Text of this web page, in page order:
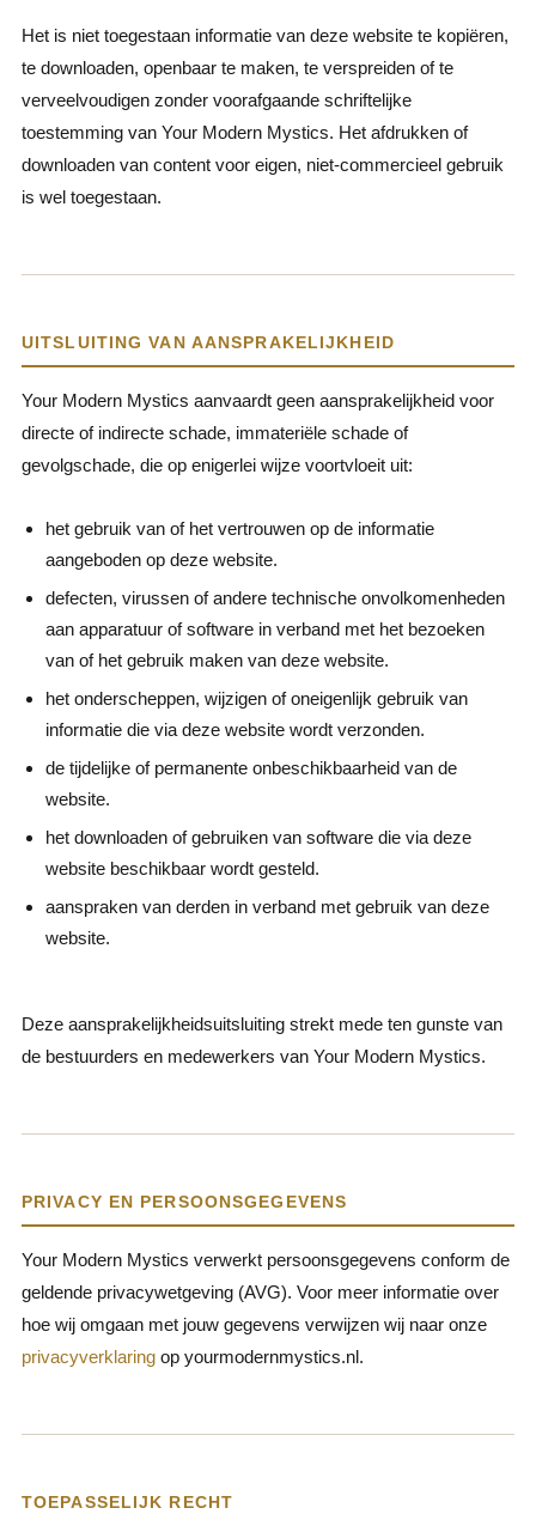
Het is niet toegestaan informatie van deze website te kopiëren,
te downloaden, openbaar te maken, te verspreiden of te
verveelvoudigen zonder voorafgaande schriftelijke
toestemming van Your Modern Mystics. Het afdrukken of
downloaden van content voor eigen, niet-commercieel gebruik
is wel toegestaan.
UITSLUITING VAN AANSPRAKELIJKHEID
Your Modern Mystics aanvaardt geen aansprakelijkheid voor
directe of indirecte schade, immateriële schade of
gevolgschade, die op enigerlei wijze voortvloeit uit:
het gebruik van of het vertrouwen op de informatie
aangeboden op deze website.
defecten, virussen of andere technische onvolkomenheden
aan apparatuur of software in verband met het bezoeken
van of het gebruik maken van deze website.
het onderscheppen, wijzigen of oneigenlijk gebruik van
informatie die via deze website wordt verzonden.
de tijdelijke of permanente onbeschikbaarheid van de
website.
het downloaden of gebruiken van software die via deze
website beschikbaar wordt gesteld.
aanspraken van derden in verband met gebruik van deze
website.
Deze aansprakelijkheidsuitsluiting strekt mede ten gunste van
de bestuurders en medewerkers van Your Modern Mystics.
PRIVACY EN PERSOONSGEGEVENS
Your Modern Mystics verwerkt persoonsgegevens conform de
geldende privacywetgeving (AVG). Voor meer informatie over
hoe wij omgaan met jouw gegevens verwijzen wij naar onze
privacyverklaringop yourmodernmystics.nl.
TOEPASSELIJK RECHT